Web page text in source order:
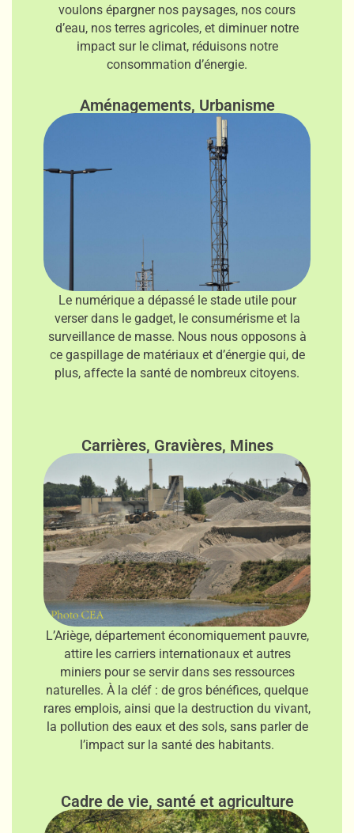
voulons épargner nos paysages, nos cours
d’eau, nos terres agricoles, et diminuer notre
impact sur le climat, réduisons notre
consommation d’énergie.
Aménagements, Urbanisme
Le numérique a dépassé le stade utile pour
verser dans le gadget, le consumérisme et la
surveillance de masse. Nous nous opposons à
ce gaspillage de matériaux et d’énergie qui, de
plus, affecte la santé de nombreux citoyens.
Carrières, Gravières, Mines
L’Ariège, département économiquement pauvre,
attire les carriers internationaux et autres
miniers pour se servir dans ses ressources
naturelles. À la cléf : de gros bénéfices, quelque
rares emplois, ainsi que la destruction du vivant,
la pollution des eaux et des sols, sans parler de
l’impact sur la santé des habitants.
Cadre de vie, santé et agriculture